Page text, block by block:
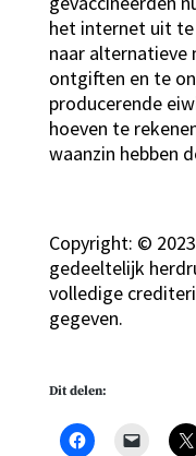
het internet uit te
naar alternatieve
ontgiften en te
producerende
hoeven te
waanzin hebben
Copyright: ©
gedeeltelijk
volledige
gegeven.
Dit delen: